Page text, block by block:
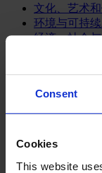
Consent
Cookies
This website
文化、艺术
环境与可持
经济、社会
体育业
餐饮、旅游与